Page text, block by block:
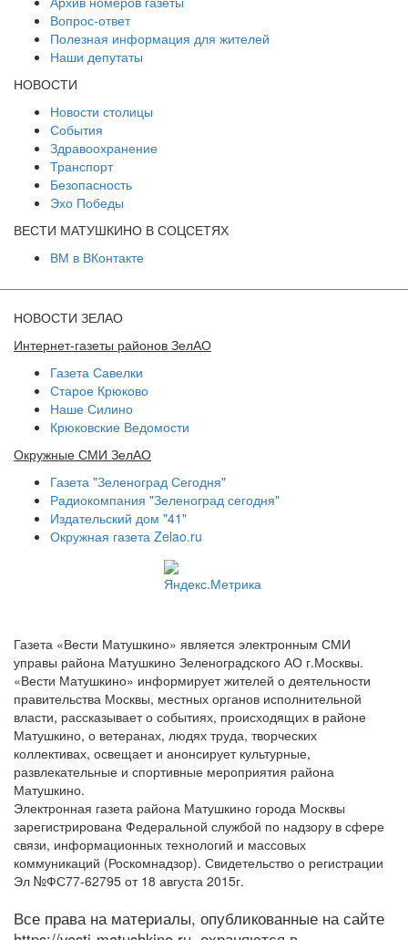
Вопрос-ответ
Полезная информация для жителей
Наши депутаты
НОВОСТИ
Новости столицы
События
Здравоохранение
Транспорт
Безопасность
Эхо Победы
ВЕСТИ МАТУШКИНО В СОЦСЕТЯХ
ВМ в ВКонтакте
НОВОСТИ ЗЕЛАО
Интернет-газеты районов ЗелАО
Газета Савелки
Старое Крюково
Наше Силино
Крюковские Ведомости
Окружные СМИ ЗелАО
Газета "Зеленоград Сегодня"
Радиокомпания "Зеленоград сегодня"
Издательский дом "41"
Окружная газета Zelao.ru
Газета «Вести Матушкино» является электронным СМИ
управы района Матушкино Зеленоградского АО г.Москвы.
«Вести Матушкино» информирует жителей о деятельности
правительства Москвы, местных органов исполнительной
власти, рассказывает о событиях, происходящих в районе
Матушкино, о ветеранах, людях труда, творческих
коллективах, освещает и анонсирует культурные,
развлекательные и спортивные мероприятия района
Матушкино.
Электронная газета района Матушкино города Москвы
зарегистрирована Федеральной службой по надзору в сфере
связи, информационных технологий и массовых
коммуникаций (Роскомнадзор). Свидетельство о регистрации
Эл №ФС77-62795 от 18 августа 2015г.
Все права на материалы, опубликованные на сайте